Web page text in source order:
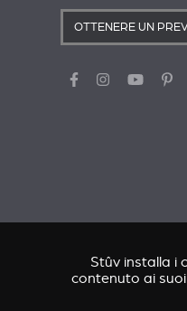
OTTENERE UN
Stûv installa i
contenuto ai